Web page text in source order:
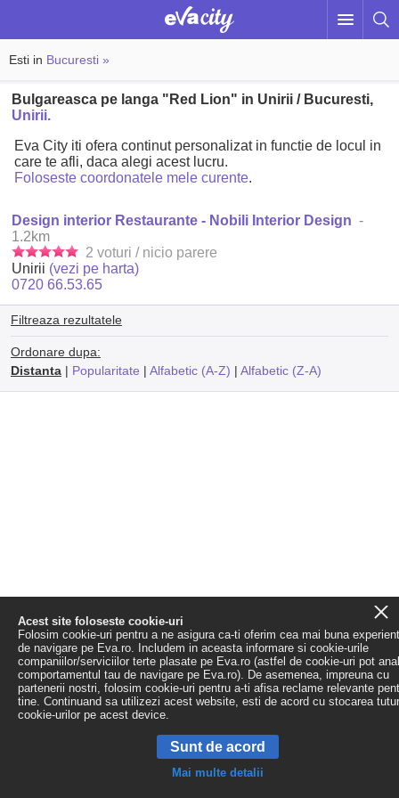
Esti in Bucuresti »
Bulgareasca pe langa "Red Lion" in Unirii / Bucuresti,
Unirii.
Eva City iti ofera continut personalizat in functie de locul in
care te afli, daca alegi acest lucru.
Foloseste coordonatele mele curente.
Design interior Restaurante - Nobili Interior Design -
1.2km
2 voturi / nicio parere
Unirii (vezi pe harta)
0720 66.53.65
Filtreaza rezultatele
Ordonare dupa:
Distanta| Popularitate | Alfabetic (A-Z) | Alfabetic (Z-A)
Acest site foloseste cookie-uri
Folosim cookie-uri pentru a ne asigura ca-ti oferim cea mai buna
de navigare pe Eva.ro. Includem in aceasta informare si cookie-urile
companiilor/serviciilor terte plasate pe Eva.ro (astfel de cookie-uri pot
comportamentul tau de navigare pe Eva.ro). De asemenea, impreuna cu
partenerii nostri, folosim cookie-uri pentru a-ti afisa reclame relevante
tine. Continuand sa utilizezi acest website, esti de acord cu stocarea
cookie-urilor pe acest device.
Sunt de acord
Mai multe detalii